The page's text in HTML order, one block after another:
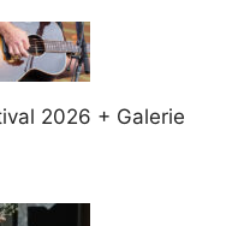
2026 + Galerie